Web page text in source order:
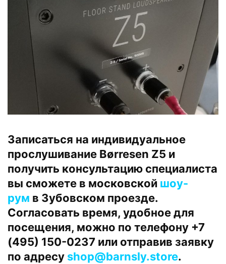
Записаться на индивидуальное
прослушивание Børresen Z5 и
получить консультацию специалиста
вы сможете в московской шоу-
рум в Зубовском проезде.
Согласовать время, удобное для
посещения, можно по телефону +7
(495) 150-0237 или отправив заявку
по адресу shop@barnsly.store.